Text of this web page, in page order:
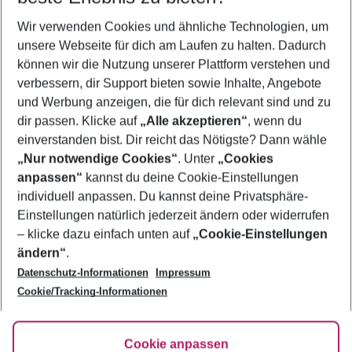
2 Erwachsene Keine Kinder
Mehr Filter anzeigen
Footer
Footer navigation
Über uns
AGB
Bestpreisgarantie
Cookie-Einstellungen ändern
Cookie-Richtlinie
Agenturbetreuung
Barrierefreies Reisen
FAQ
HanseMerkur Reiseversicherung
Folge uns
Wir verwenden Cookies und ähnliche Technologien, um
unsere Webseite für dich am Laufen zu halten. Dadurch
können wir die Nutzung unserer Plattform verstehen und
verbessern, dir Support bieten sowie Inhalte, Angebote
und Werbung anzeigen, die für dich relevant sind und zu
dir passen. Klicke auf „Alle akzeptieren“, wenn du
einverstanden bist. Dir reicht das Nötigste? Dann wähle
„Nur notwendige Cookies“. Unter „Cookies
anpassen“ kannst du deine Cookie-Einstellungen
individuell anpassen. Du kannst deine Privatsphäre-
Einstellungen natürlich jederzeit ändern oder widerrufen
– klicke dazu einfach unten auf „Cookie-Einstellungen
ändern“.
Datenschutz-Informationen
Impressum
Cookie/Tracking-Informationen
Cookie anpassen